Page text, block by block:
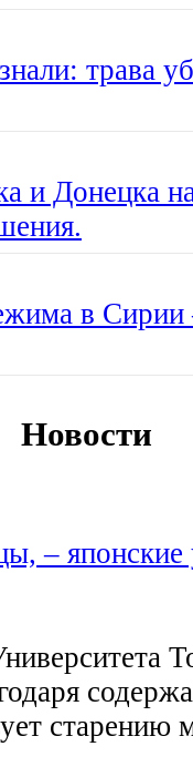
трава
и Донецка
в
Новости
– японские